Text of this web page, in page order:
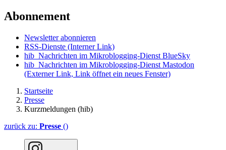
Abonnement
Newsletter abonnieren
RSS-Dienste (Interner Link)
hib_Nachrichten im Mikroblogging-Dienst BlueSky
hib_Nachrichten im Mikroblogging-Dienst Mastodon
(Externer Link, Link öffnet ein neues Fenster)
Startseite
Presse
Kurzmeldungen (hib)
zurück zu: Presse ()